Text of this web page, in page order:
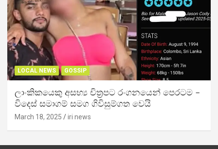
LOCAL NEWS GOSSIP
ලාංකිකයෙකු අසභ්‍ය චිත්‍රපට රංගනයෙන් පෙරටම –
විදෙස් සමාගම් සමග ගිවිසුම්ගත වෙයි
March 18, 2025 iri news